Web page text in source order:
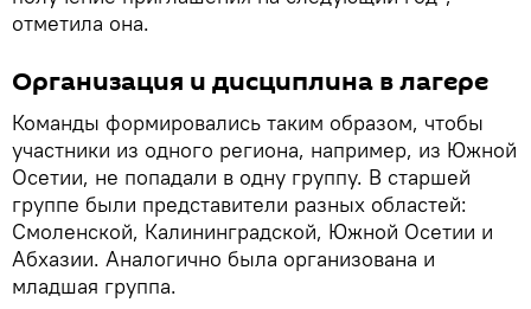
отметила она.
Организация и дисциплина в лагере
Команды формировались таким образом, чтобы
участники из одного региона, например, из Южной
Осетии, не попадали в одну группу. В старшей
группе были представители разных областей:
Смоленской, Калининградской, Южной Осетии и
Абхазии. Аналогично была организована и
младшая группа.